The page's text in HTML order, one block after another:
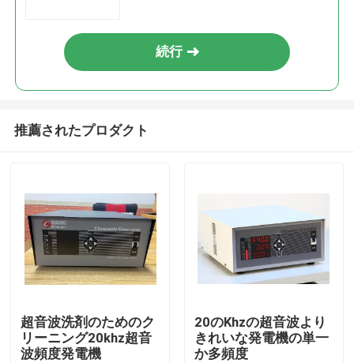
続行
推薦されたプロダクト
超音波洗剤のためのク
リーニング20khz超音
波頻度発電機
20のKhzの超音波より
きれいな発電機の単一
か多頻度